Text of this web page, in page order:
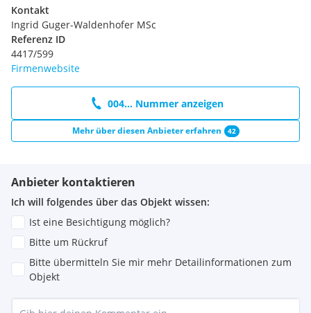
Kontakt
Ingrid Guger-Waldenhofer MSc
Referenz ID
4417/599
Firmenwebsite
004... Nummer anzeigen
Mehr über diesen Anbieter erfahren 42
Anbieter kontaktieren
Ich will folgendes über das Objekt wissen:
Ist eine Besichtigung möglich?
Bitte um Rückruf
Bitte übermitteln Sie mir mehr Detailinformationen zum
Objekt